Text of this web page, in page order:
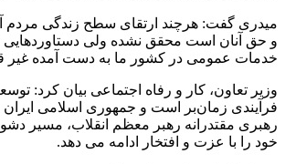
میدری گفت: هرچند ارتقای سطح زندگی مردم
و حق آنان است محقق نشده ولی دستاوردهایی
خدمات عمومی در کشور ما به دست آمده غیر
وزیر تعاون، کار و رفاه اجتماعی بیان کرد:
فرآیندی زمان‌بر است و جمهوری اسلامی ایران
رهبری مقتدرانه رهبر معظم انقلاب، مسیر
خود را با عزت و افتخار ادامه می دهد.